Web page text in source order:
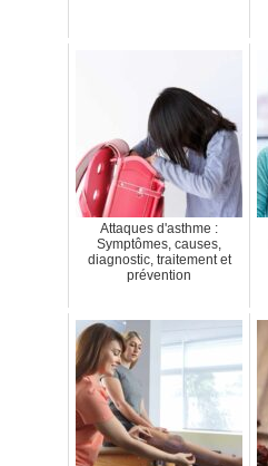
Attaques d'asthme :
Symptômes, causes,
diagnostic, traitement et
prévention